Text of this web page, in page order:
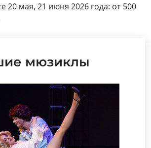
20 мая, 21 июня 2026 года: от 500
мюзиклы